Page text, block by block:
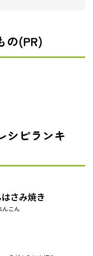
の(PR)
シピランキ
さみ焼き
んこん